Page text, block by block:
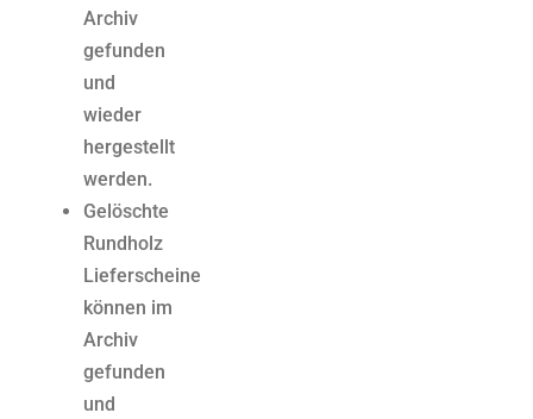
Archiv
gefunden
und
wieder
hergestellt
werden.
Gelöschte
Rundholz
Lieferscheine
können im
Archiv
gefunden
und